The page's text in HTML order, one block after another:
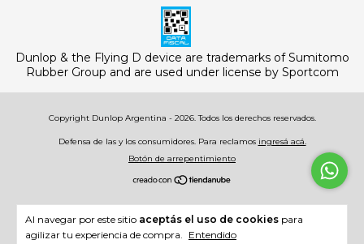
Al navegar por este sitio aceptás el uso de cookies para
agilizar tu experiencia de compra. Entendido
Dunlop & the Flying D device are trademarks of Sumitomo
Rubber Group and are used under license by Sportcom
Copyright Dunlop Argentina - 2026. Todos los derechos reservados.
Defensa de las y los consumidores. Para reclamos ingresá acá.
Botón de arrepentimiento